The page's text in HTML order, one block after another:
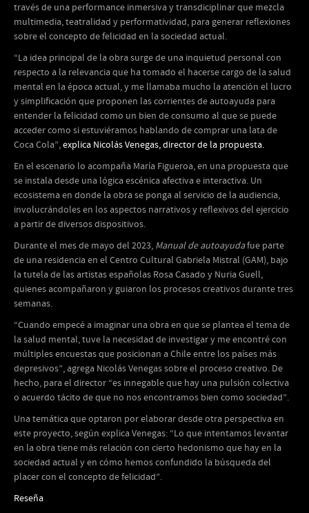
través de una performance inmersiva y transdiciplinar que mezcla
multimedia, teatralidad y performatividad, para generar reflexiones
sobre el concepto de felicidad en la sociedad actual.
“La idea principal de la obra surge de una inquietud personal con
respecto a la relevancia que ha tomado el hacerse cargo de la salud
mental en la época actual, y me llamaba mucho la atención el lucro
y simplificación que proponen las corrientes de autoayuda para
entender la felicidad como un bien de consumo al que se puede
acceder como si estuviéramos hablando de comprar una lata de
Coca Cola”,explica Nicolás Venegas, director de la propuesta.
En el escenario lo acompaña María Figueroa, en una propuesta que
se instala desde una lógica escénica afectiva e interactiva. Un
ecosistema en donde la obra se ponga al servicio de la audiencia,
involucrándoles en los aspectos narrativos y reflexivos del ejercicio
a partir de diversos dispositivos.
Durante el mes de mayo del 2023, Manual de autoayudafue parte
de una residencia en el Centro Cultural Gabriela Mistral (GAM), bajo
la tutela de las artistas españolas Rosa Casado y Nuria Guell,
quienes acompañaron y guiaron los procesos creativos durante tres
semanas.
“Cuando empecé a imaginar una obra en que se plantea el tema de
la salud mental, tuve la necesidad de investigar y me encontré con
múltiples encuestas que posicionan a Chile entre los países más
depresivos”, agrega Nicolás Venegas sobre el proceso creativo. De
hecho, para el director “es innegable que hay una pulsión colectiva
o acuerdo tácito de que no nos encontramos bien como sociedad”.
Una temática que optaron por elaborar desde otra perspectiva en
este proyecto, según explica Venegas: “Lo que intentamos levantar
en la obra tiene más relación con cierto hedonismo que hay en la
sociedad actual y en cómo hemos confundido la búsqueda del
placer con el concepto de felicidad”.
Reseña